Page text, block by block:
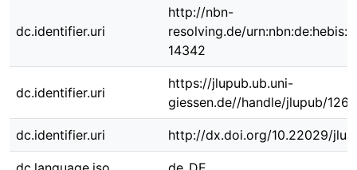
dc.identifier.uri
http://nbn-
resolving.de/
14342
dc.identifier.uri
https://jlupub.ub.uni-
giessen.de//handle/jlupub/
dc.identifier.uri http://dx.doi.org/10.22029/